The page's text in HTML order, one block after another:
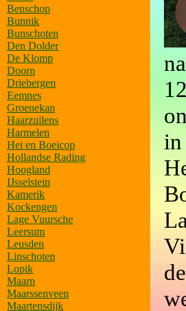
Benschop
Bunnik
Bunschoten
Den Dolder
De Klomp
Doorn
Driebergen
Eemnes
Groenekan
Haarzuilens
Harmelen
Hei en Boeicop
Hollandse Rading
Hoogland
IJsselstein
Kamerik
Kockengen
Lage Vuursche
Leersum
Leusden
Linschoten
Lopik
Maarn
Maarssenveen
Maartensdijk